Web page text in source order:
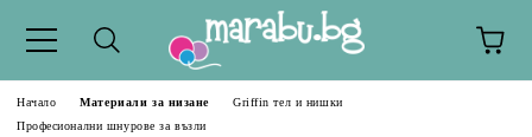
Начало Материали за низане
Griffin тел и нишки
Професионални шнурове за възли